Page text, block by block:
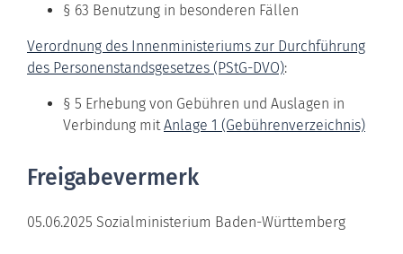
§ 63 Benutzung in besonderen Fällen
Verordnung des Innenministeriums zur Durchführung
des Personenstandsgesetzes (PStG-DVO):
§ 5 Erhebung von Gebühren und Auslagen in
Verbindung mitAnlage 1 (Gebührenverzeichnis)
Freigabevermerk
05.06.2025 Sozialministerium Baden-Württemberg